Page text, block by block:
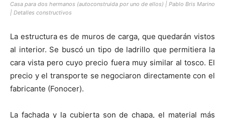
Casa para dos hermanos (autoconstruida por uno de ellos) | Pablo Bris Marino
| Detalles constructivos
La estructura es de muros de carga, que quedarán vistos
al interior. Se buscó un tipo de ladrillo que permitiera la
cara vista pero cuyo precio fuera muy similar al tosco. El
precio y el transporte se negociaron directamente con el
fabricante (Fonocer).
La fachada y la cubierta son de chapa, el material más